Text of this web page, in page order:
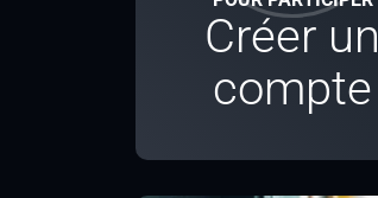
Créer un
compte